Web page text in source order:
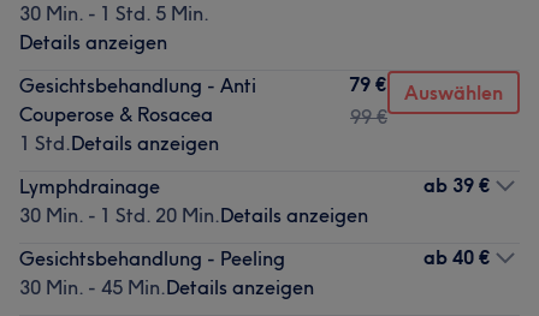
30 Min. - 1 Std. 5 Min.
Details anzeigen
Gesichtsbehandlung - Anti
Couperose & Rosacea
1 Std.Details anzeigen
79 €
99 €
Auswählen
Lymphdrainage
30 Min. - 1 Std. 20 Min.Details anzeigen
ab 39 €
Gesichtsbehandlung - Peeling
30 Min. - 45 Min.Details anzeigen
ab 40 €